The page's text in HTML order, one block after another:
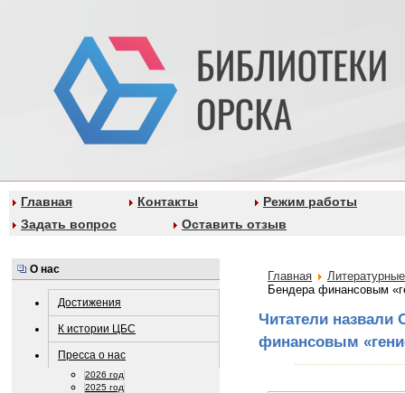
Главная Контакты
Режим работы
Задать вопрос
Оставить отзыв
О нас
Достижения
К истории ЦБС
Пресса о нас
2026 год
2025 год
Главная
Бендера финансовым
Читатели назвали
финансовым